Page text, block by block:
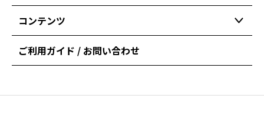
コンテンツ
ご利用ガイド / お問い合わせ